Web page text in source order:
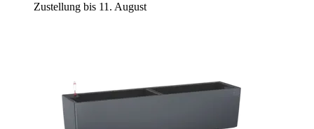
Zustellung bis 11. August